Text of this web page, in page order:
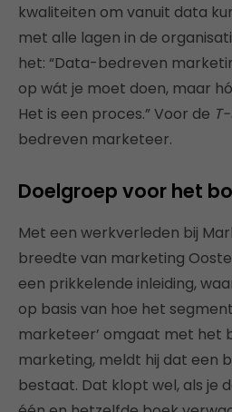
kwaliteiten om vanuit data
met alle lagen in de
het: “Data-bedreven
op wát je moet doen, maar
Het is een proces.” Voor de
bedreven marketeer.
Doelgroep voor het
Met een werkverleden bij
breedte van marketing
een prikkelende inleiding,
op basis van hoe het
marketeer’ omgaat met het
marketing, meldt hij dat een
bestaat. Dat klopt wel, als je